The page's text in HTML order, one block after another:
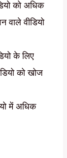
को अधिक
वीडियो
के लिए
को खोज
में अधिक